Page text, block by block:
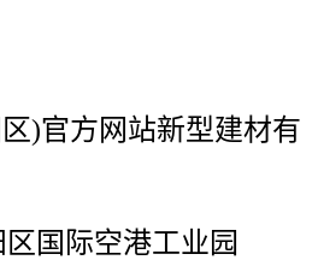
)官方网站新型建材有
国际空港工业园